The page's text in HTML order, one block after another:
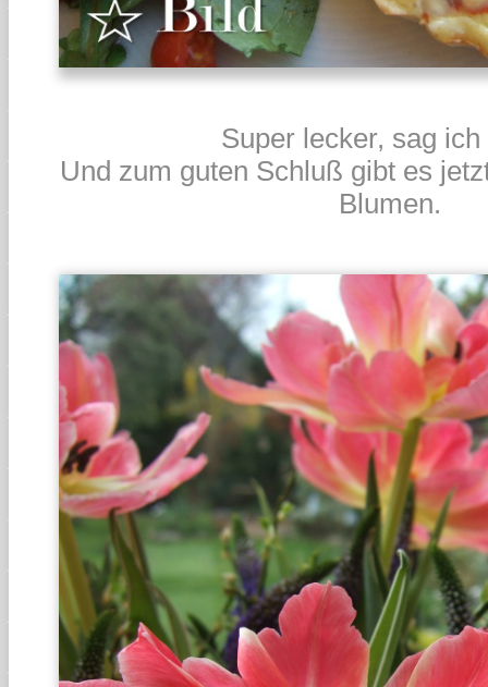
Super lecker, sag ich
Und zum guten Schluß gibt es
Blumen.